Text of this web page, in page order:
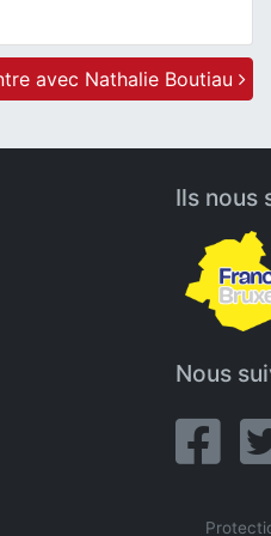
avec Nathalie Boutiau
Ils nous
Nous